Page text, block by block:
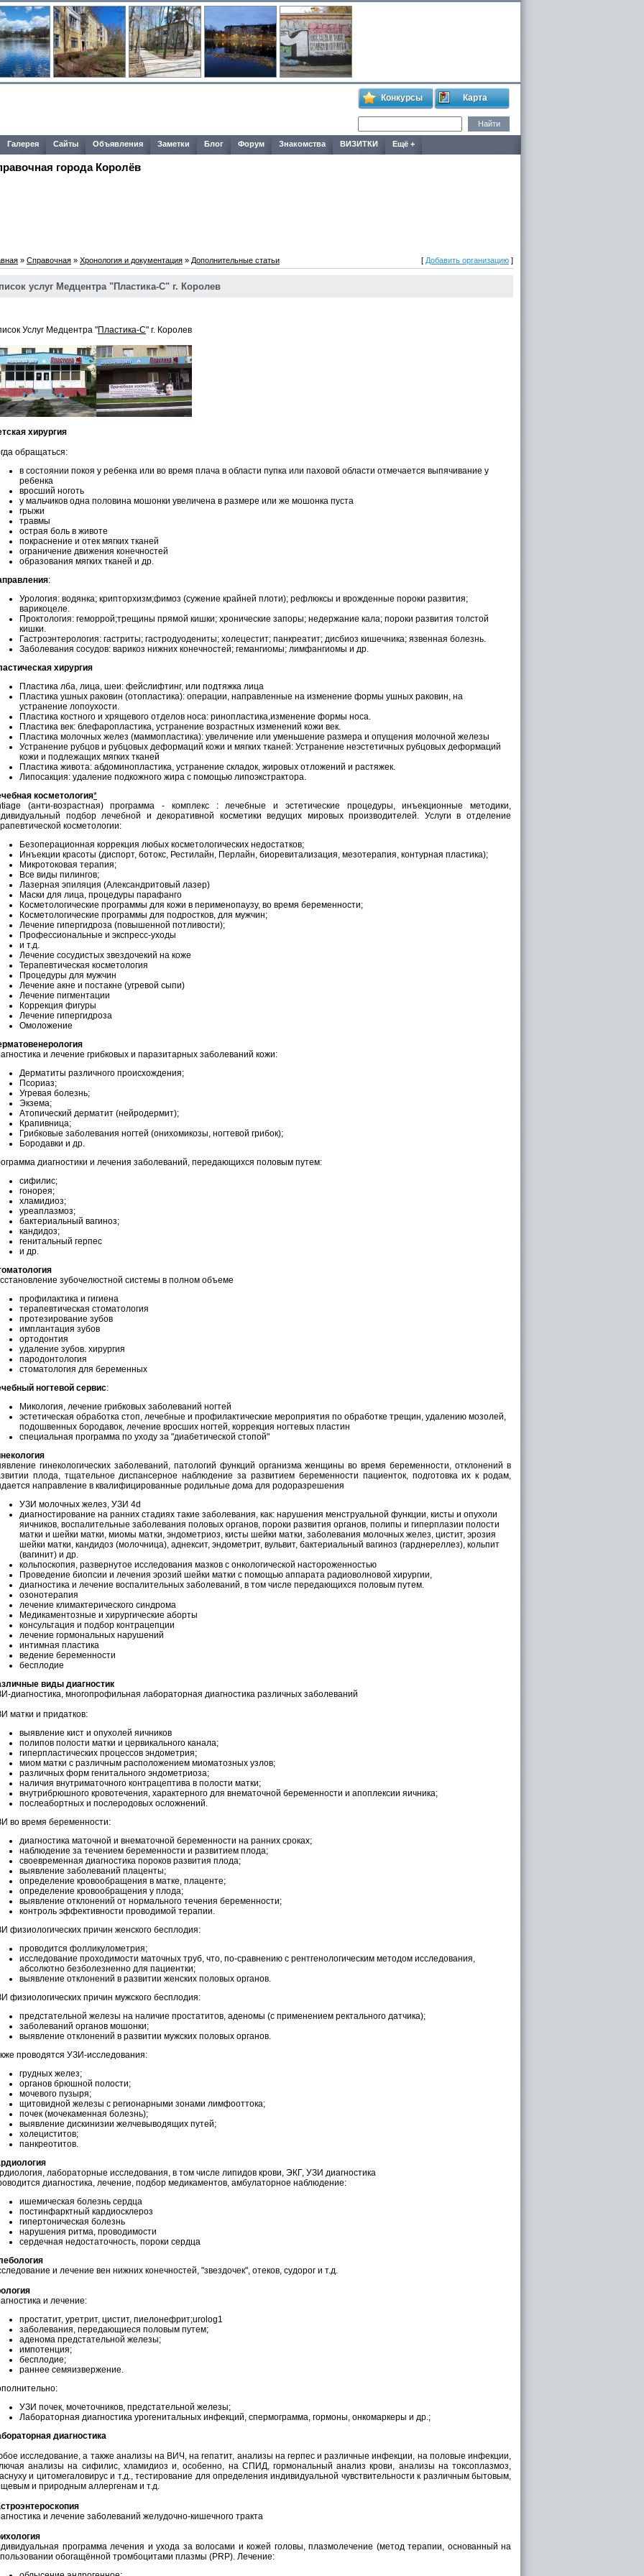
Конкурсы Карта
Галерея Сайты Объявления Заметки Блог Форум Знакомства ВИЗИТКИ Ещё +
города Королёв
» Справочная » Хронология и документация » Дополнительные статьи [ Добавить организацию ]
услуг Медцентра "Пластика-С" г. Королев
Услуг Медцентра "Пластика-С" г. Королев
хирургия
обращаться:
в состоянии покоя у ребенка или во время плача в области пупка или паховой области отмечается выпячивание у
ребенка
вросший ноготь
у мальчиков одна половина мошонки увеличена в размере или же мошонка пуста
грыжи
травмы
острая боль в животе
покраснение и отек мягких тканей
ограничение движения конечностей
образования мягких тканей и др.
:
Урология: водянка; крипторхизм;фимоз (сужение крайней плоти); рефлюксы и врожденные пороки развития;
варикоцеле.
Проктология: геморрой;трещины прямой кишки; хронические запоры; недержание кала; пороки развития толстой
кишки.
Гастроэнтерология: гастриты; гастродуодениты; холецестит; панкреатит; дисбиоз кишечника; язвенная болезнь.
Заболевания сосудов: варикоз нижних конечностей; гемангиомы; лимфангиомы и др.
хирургия
Пластика лба, лица, шеи: фейслифтинг, или подтяжка лица
Пластика ушных раковин (отопластика): операции, направленные на изменение формы ушных раковин, на
устранение лопоухости.
Пластика костного и хрящевого отделов носа: ринопластика,изменение формы носа.
Пластика век: блефаропластика, устранение возрастных изменений кожи век.
Пластика молочных желез (маммопластика): увеличение или уменьшение размера и опущения молочной железы
Устранение рубцов и рубцовых деформаций кожи и мягких тканей: Устранение неэстетичных рубцовых деформаций
кожи и подлежащих мягких тканей
Пластика живота: абдоминопластика, устранение складок, жировых отложений и растяжек.
Липосакция: удаление подкожного жира с помощью липоэкстрактора.
косметология*
(анти-возрастная) программа - комплекс : лечебные и эстетические процедуры, инъекционные методики,
подбор лечебной и декоративной косметики ведущих мировых производителей. Услуги в отделение
косметологии:
Безоперационная коррекция любых косметологических недостатков;
Инъекции красоты (диспорт, ботокс, Рестилайн, Перлайн, биоревитализация, мезотерапия, контурная пластика);
Микротоковая терапия;
Все виды пилингов;
Лазерная эпиляция (Александритовый лазер)
Маски для лица, процедуры парафанго
Косметологические программы для кожи в перименопаузу, во время беременности;
Косметологические программы для подростков, для мужчин;
Лечение гипергидроза (повышенной потливости);
Профессиональные и экспресс-уходы
и т.д.
Лечение сосудистых звездочекий на коже
Терапевтическая косметология
Процедуры для мужчин
Лечение акне и постакне (угревой сыпи)
Лечение пигментации
Коррекция фигуры
Лечение гипергидроза
Омоложение
и лечение грибковых и паразитарных заболеваний кожи:
Дерматиты различного происхождения;
Псориаз;
Угревая болезнь;
Экзема;
Атопический дерматит (нейродермит);
Крапивница;
Грибковые заболевания ногтей (онихомикозы, ногтевой грибок);
Бородавки и др.
диагностики и лечения заболеваний, передающихся половым путем:
сифилис;
гонорея;
хламидиоз;
уреаплазмоз;
бактериальный вагиноз;
кандидоз;
генитальный герпес
и др.
зубочелюстной системы в полном объеме
профилактика и гигиена
терапевтическая стоматология
протезирование зубов
имплантация зубов
ортодонтия
удаление зубов. хирургия
пародонтология
стоматология для беременных
ногтевой сервис:
Микология, лечение грибковых заболеваний ногтей
эстетическая обработка стоп, лечебные и профилактические мероприятия по обработке трещин, удалению мозолей,
подошвенных бородавок, лечение вросших ногтей, коррекция ногтевых пластин
специальная программа по уходу за "диабетической стопой"
гинекологических заболеваний, патологий функций организма женщины во время беременности, отклонений в
плода, тщательное диспансерное наблюдение за развитием беременности пациенток, подготовка их к родам,
направление в квалифицированные родильные дома для родоразрешения
УЗИ молочных желез, УЗИ 4d
диагностирование на ранних стадиях такие заболевания, как: нарушения менструальной функции, кисты и опухоли
яичников, воспалительные заболевания половых органов, пороки развития органов, полипы и гиперплазии полости
матки и шейки матки, миомы матки, эндометриоз, кисты шейки матки, заболевания молочных желез, цистит, эрозия
шейки матки, кандидоз (молочница), аднексит, эндометрит, вульвит, бактериальный вагиноз (гарднереллез), кольпит
(вагинит) и др.
кольпоскопия, развернутое исследования мазков с онкологической настороженностью
Проведение биопсии и лечения эрозий шейки матки с помощью аппарата радиоволновой хирургии,
диагностика и лечение воспалительных заболеваний, в том числе передающихся половым путем.
озонотерапия
лечение климактерического синдрома
Медикаментозные и хирургические аборты
консультация и подбор контрацепции
лечение гормональных нарушений
интимная пластика
ведение беременности
бесплодие
виды диагностик
диагностика, многопрофильная лабораторная диагностика различных заболеваний
матки и придатков:
выявление кист и опухолей яичников
полипов полости матки и цервикального канала;
гиперпластических процессов эндометрия;
миом матки с различным расположением миоматозных узлов;
различных форм генитального эндометриоза;
наличия внутриматочного контрацептива в полости матки;
внутрибрюшного кровотечения, характерного для внематочной беременности и апоплексии яичника;
послеабортных и послеродовых осложнений.
во время беременности:
диагностика маточной и внематочной беременности на ранних сроках;
наблюдение за течением беременности и развитием плода;
своевременная диагностика пороков развития плода;
выявление заболеваний плаценты;
определение кровообращения в матке, плаценте;
определение кровообращения у плода;
выявление отклонений от нормального течения беременности;
контроль эффективности проводимой терапии.
физиологических причин женского бесплодия:
проводится фолликулометрия;
исследование проходимости маточных труб, что, по-сравнению с рентгенологическим методом исследования,
абсолютно безболезненно для пациентки;
выявление отклонений в развитии женских половых органов.
физиологических причин мужского бесплодия:
предстательной железы на наличие простатитов, аденомы (с применением ректального датчика);
заболеваний органов мошонки;
выявление отклонений в развитии мужских половых органов.
проводятся УЗИ-исследования:
грудных желез;
органов брюшной полости;
мочевого пузыря;
щитовидной железы с регионарными зонами лимфооттока;
почек (мочекаменная болезнь);
выявление дискинизии желчевыводящих путей;
холециститов;
панкреотитов.
лабораторные исследования, в том числе липидов крови, ЭКГ, УЗИ диагностика
диагностика, лечение, подбор медикаментов, амбулаторное наблюдение:
ишемическая болезнь сердца
постинфарктный кардиосклероз
гипертоническая болезнь
нарушения ритма, проводимости
сердечная недостаточность, пороки сердца
и лечение вен нижних конечностей, "звездочек", отеков, судорог и т.д.
и лечение:
простатит, уретрит, цистит, пиелонефрит;urolog1
заболевания, передающиеся половым путем;
аденома предстательной железы;
импотенция;
бесплодие;
раннее семяизвержение.
УЗИ почек, мочеточников, предстательной железы;
Лабораторная диагностика урогенитальных инфекций, спермограмма, гормоны, онкомаркеры и др.;
диагностика
исследование, а также анализы на ВИЧ, на гепатит, анализы на герпес и различные инфекции, на половые инфекции,
анализы на сифилис, хламидиоз и, особенно, на СПИД, гормональный анализ крови, анализы на токсоплазмоз,
и цитомегаловирус и т.д., тестирование для определения индивидуальной чувствительности к различным бытовым,
и природным аллергенам и т.д.
и лечение заболеваний желудочно-кишечного тракта
программа лечения и ухода за волосами и кожей головы, плазмолечение (метод терапии, основанный на
обогащённой тромбоцитами плазмы (PRP). Лечение: